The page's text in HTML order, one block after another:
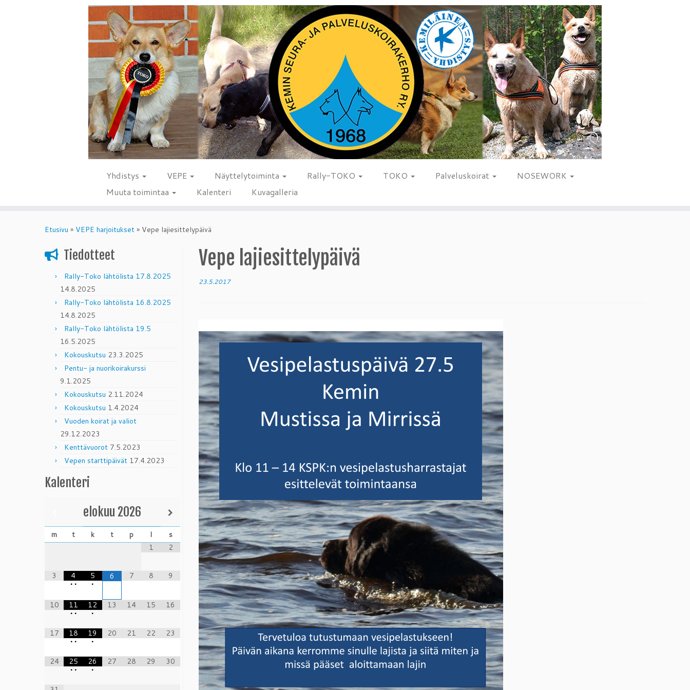
Yhdistys VEPE Näyttelytoiminta Rally-TOKO TOKO Palveluskoirat
NOSEWORK
Muuta toimintaa
Kalenteri Kuvagalleria
Etusivu » VEPE harjoitukset » Vepe lajiesittelypäivä
Tiedotteet
Rally-Toko lähtölista 17.8.2025
14.8.2025
Rally-Toko lähtölista 16.8.2025
14.8.2025
Rally-Toko lähtölista 19.5
16.5.2025
Kokouskutsu 23.3.2025
Pentu- ja nuorikoirakurssi
9.1.2025
Kokouskutsu 2.11.2024
Kokouskutsu 1.4.2024
Vuoden koirat ja valiot
29.12.2023
Kenttävuorot 7.5.2023
Vepen starttipäivät 17.4.2023
Kalenteri
elokuu 2026
m t k t p l
s
1
2
3
4
• •
5
•
6 7 8 9
10
11
• •
12
•
13 14 15 16
17
18
• •
19
•
20 21 22 23
24
25
• •
26
•
27 28 29 30
Vepe lajiesittelypäivä
23.5.2017